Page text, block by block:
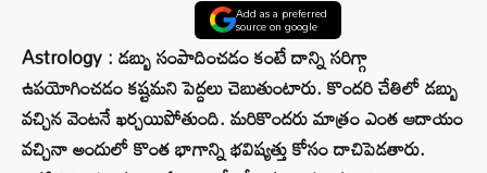
Add as a preferred
source on google
Astrology : డబ్బు సంపాదించడం కంటే దాన్ని సరిగ్గా
ఉపయోగించడం కష్టమని పెద్దలు చెబుతుంటారు. కొందరి చేతిలో డబ్బు
వచ్చిన వెంటనే ఖర్చయిపోతుంది. మరికొందరు మాత్రం ఎంత ఆదాయం
వచ్చినా అందులో కొంత భాగాన్ని భవిష్యత్తు కోసం దాచిపెడతారు.